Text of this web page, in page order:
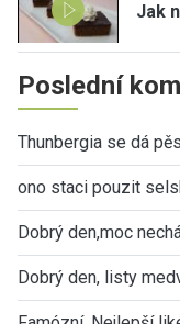
Jak
Poslední
Thunbergia se dá
ono staci pouzit
Dobrý den,moc
Dobrý den, listy